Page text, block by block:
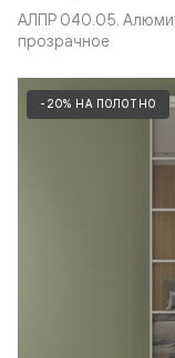
АЛПР 040.05.
прозрачное
-20% НА ПОЛОТНО